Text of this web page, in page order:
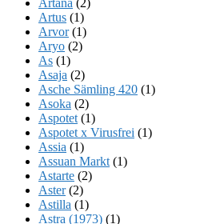
Artus (1)
Arvor(1)
Aryo (2)
As (1)
Asaja (2)
Asche Sämling 420 (1)
Asoka (2)
Aspotet (1)
Aspotet x Virusfrei (1)
Assia (1)
Assuan Markt (1)
Astarte (2)
Aster(2)
Astilla (1)
Astra (1973) (1)